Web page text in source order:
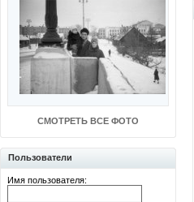
СМОТРЕТЬ ВСЕ ФОТО
Пользователи
Имя пользователя: